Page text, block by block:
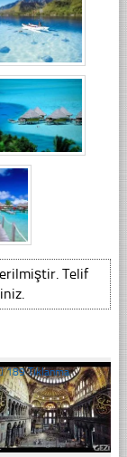
Telif
189 Tıklanma